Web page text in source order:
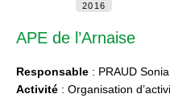
2016
APE de l’Arnaise
Responsable : PRAUD
Activité : Organisation